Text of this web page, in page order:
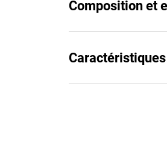
Composition et